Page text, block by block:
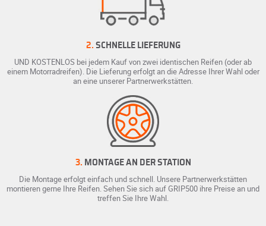
2. SCHNELLE LIEFERUNG
UND KOSTENLOS bei jedem Kauf von zwei identischen Reifen (oder ab
einem Motorradreifen). Die Lieferung erfolgt an die Adresse Ihrer Wahl oder
an eine unserer Partnerwerkstätten.
3. MONTAGE AN DER STATION
Die Montage erfolgt einfach und schnell. Unsere Partnerwerkstätten
montieren gerne Ihre Reifen. Sehen Sie sich auf GRIP500 ihre Preise an und
treffen Sie Ihre Wahl.